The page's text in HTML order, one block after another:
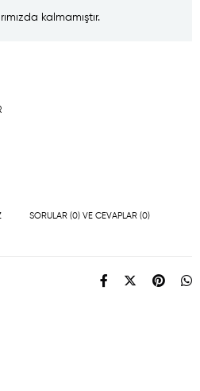
kalmamıştır.
SORULAR (0) VE CEVAPLAR (0)